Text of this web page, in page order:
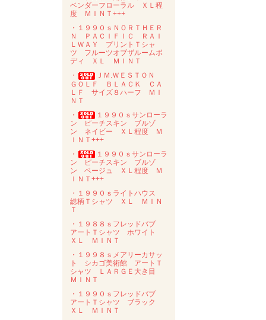
ベンダーフローラル ＸＬ程
度 ＭＩＮＴ+++
・１９９０ｓＮＯＲＴＨＥＲ
Ｎ ＰＡＣＩＦＩＣ ＲＡＩ
ＬＷＡＹ プリントＴシャ
ツ フルーツオブザルームボ
ディ ＸＬ ＭＩＮＴ
・
ＪＭ.ＷＥＳＴＯＮ
ＧＯＬＦ ＢＬＡＣＫ ＣＡ
ＬＦ サイズ８ハーフ ＭＩ
ＮＴ
・
１９９０ｓサンローラ
ン ピーチスキン ブルゾ
ン ネイビー ＸＬ程度 Ｍ
ＩＮＴ+++
・
１９９０ｓサンローラ
ン ピーチスキン ブルゾ
ン ベージュ ＸＬ程度 Ｍ
ＩＮＴ+++
・１９９０ｓライトハウス
総柄Ｔシャツ ＸＬ ＭＩＮ
Ｔ
・１９８８ｓフレッドバブ
アートＴシャツ ホワイト
ＸＬ ＭＩＮＴ
・１９９８ｓメアリーカサッ
ト シカゴ美術館 アートＴ
シャツ ＬＡＲＧＥ大き目
ＭＩＮＴ
・１９９０ｓフレッドバブ
アートＴシャツ ブラック
ＸＬ ＭＩＮＴ